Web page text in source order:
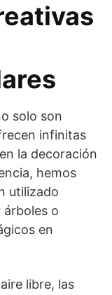
solo son
infinitas
la decoración
hemos
utilizado
árboles o
en
libre, las